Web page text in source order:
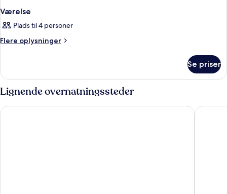
Værelse
Plads til 4 personer
Flere oplysninger
Flere
Se priser
Lignende overnatningssteder
Niranta Transit Hotel Mumbai Airport - At Arrivals